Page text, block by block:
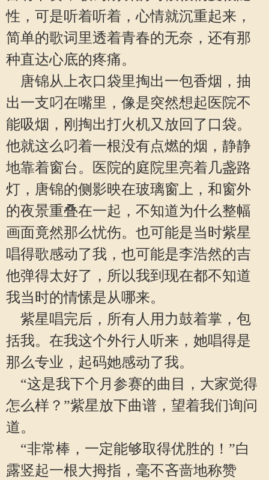
性，可是听着听着，心情就沉重起来，
简单的歌词里透着青春的无奈，还有那
种直达心底的疼痛。
唐锦从上衣口袋里掏出一包香烟，抽
出一支叼在嘴里，像是突然想起医院不
能吸烟，刚掏出打火机又放回了口袋。
他就这么叼着一根没有点燃的烟，静静
地靠着窗台。医院的庭院里亮着几盏路
灯，唐锦的侧影映在玻璃窗上，和窗外
的夜景重叠在一起，不知道为什么整幅
画面竟然那么忧伤。也可能是当时紫星
唱得歌感动了我，也可能是李浩然的吉
他弹得太好了，所以我到现在都不知道
我当时的情愫是从哪来。
紫星唱完后，所有人用力鼓着掌，包
括我。在我这个外行人听来，她唱得是
那么专业，起码她感动了我。
“这是我下个月参赛的曲目，大家觉得
怎么样？”紫星放下曲谱，望着我们询问
道。
“非常棒，一定能够取得优胜的！”白
露竖起一根大拇指，毫不吝啬地称赞